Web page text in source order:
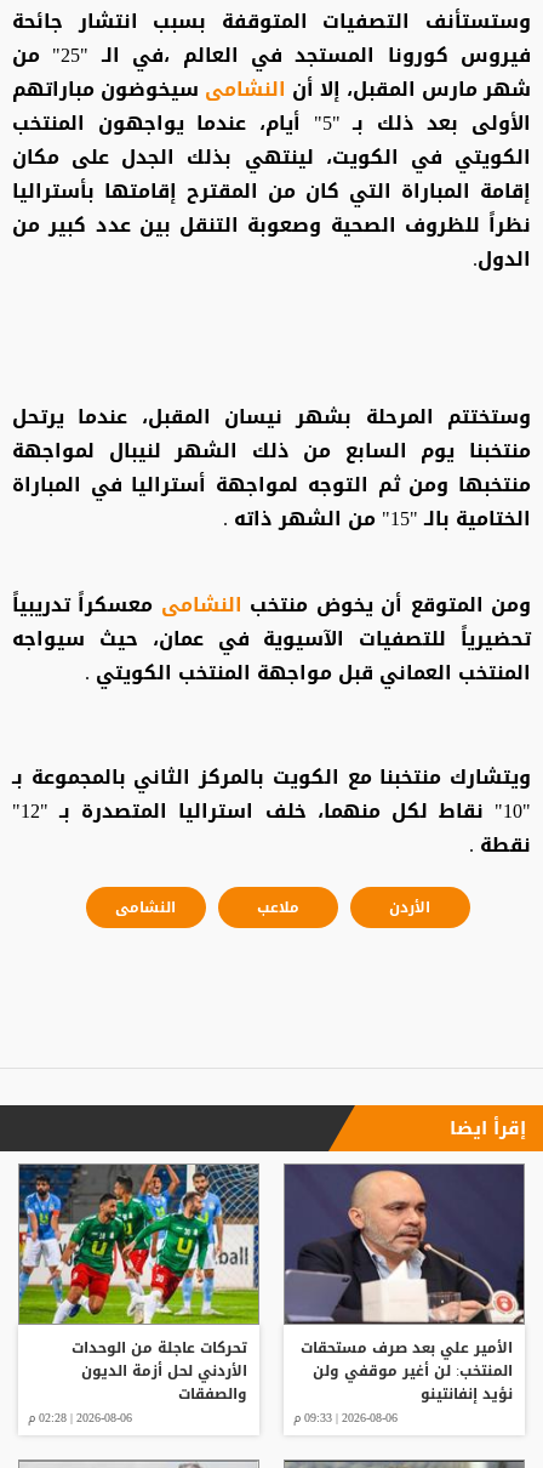
وستستأنف التصفيات المتوقفة بسبب انتشار جائحة
فيروس كورونا المستجد في العالم ،في الـ "25" من
شهر مارس المقبل، إلا أن النشامى سيخوضون مباراتهم
الأولى بعد ذلك بـ "5" أيام، عندما يواجهون المنتخب
الكويتي في الكويت، لينتهي بذلك الجدل على مكان
إقامة المباراة التي كان من المقترح إقامتها بأستراليا
نظراً للظروف الصحية وصعوبة التنقل بين عدد كبير من
الدول.
وستختتم المرحلة بشهر نيسان المقبل، عندما يرتحل
منتخبنا يوم السابع من ذلك الشهر لنيبال لمواجهة
منتخبها ومن ثم التوجه لمواجهة أستراليا في المباراة
الختامية بالـ "15" من الشهر ذاته .
ومن المتوقع أن يخوض منتخب النشامى معسكراً تدريبياً
تحضيرياً للتصفيات الآسيوية في عمان، حيث سيواجه
المنتخب العماني قبل مواجهة المنتخب الكويتي .
ويتشارك منتخبنا مع الكويت بالمركز الثاني بالمجموعة بـ
"10" نقاط لكل منهما، خلف استراليا المتصدرة بـ "12"
نقطة .
الأردن ملاعب النشامى
إقرأ ايضا
الأمير علي بعد صرف مستحقات
المنتخب: لن أغير موقفي ولن
نؤيد إنفانتينو
2026-08-06 | 09:33 م
تحركات عاجلة من الوحدات
الأردني لحل أزمة الديون
والصفقات
2026-08-06 | 02:28 م